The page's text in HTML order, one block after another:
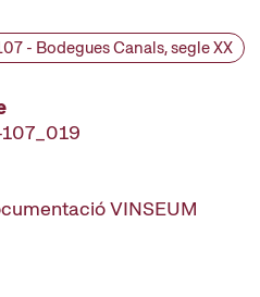
- Bodegues Canals, segle XX
VINSEUM